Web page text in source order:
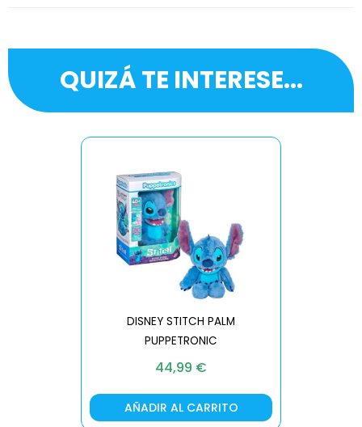
QUIZÁ TE INTERESE...
DISNEY STITCH PALM
PUPPETRONIC
44,99 €
AÑADIR AL CARRITO